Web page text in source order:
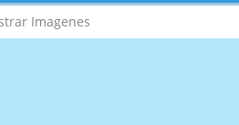
Imagenes